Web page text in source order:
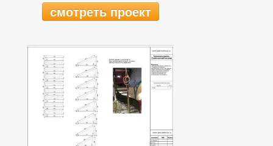
смотреть проект